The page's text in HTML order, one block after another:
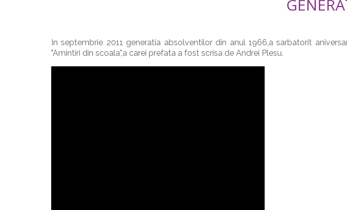
In septembrie 2011 generatia absolventilor din anul 1966,a sarbatorit
"Amintiri din scoala",a carei prefata a fost scrisa de Andrei Plesu.